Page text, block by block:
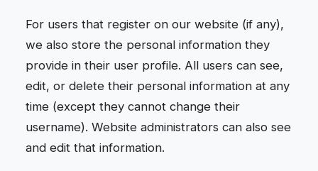
For users that register on our website (if any),
we also store the personal information they
provide in their user profile. All users can see,
edit, or delete their personal information at any
time (except they cannot change their
username). Website administrators can also see
and edit that information.